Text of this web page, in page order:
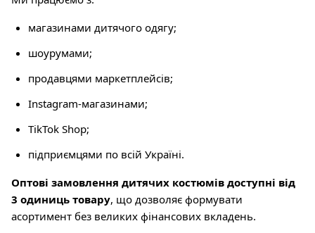
магазинами дитячого одягу;
шоурумами;
продавцями маркетплейсів;
Instagram-магазинами;
TikTok Shop;
підприємцями по всій Україні.
Оптові замовлення дитячих костюмів доступні від
3 одиниць товару, що дозволяє формувати
асортимент без великих фінансових вкладень.